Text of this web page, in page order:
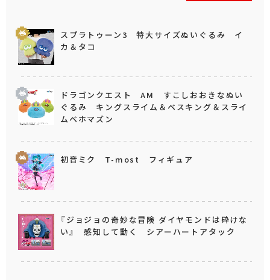
スプラトゥーン3 特大サイズぬいぐるみ イ
カ＆タコ
ドラゴンクエスト AM すこしおおきなぬい
ぐるみ キングスライム＆ベスキング＆スライ
ムベホマズン
初音ミク T-most フィギュア
『ジョジョの奇妙な冒険 ダイヤモンドは砕けな
い』 感知して動く シアーハートアタック